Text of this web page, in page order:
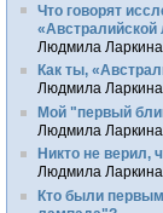
Что говорят
Людмила Ларкина
Как ты,
Людмила Ларкина
Мой "первый
Людмила Ларкина
Никто не верил,
Людмила Ларкина
Кто были